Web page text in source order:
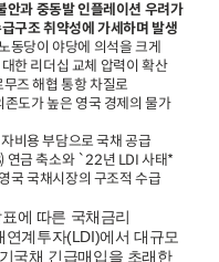
안과 중동발 인플레이션 우려가
구조 취약성에 가세하며 발생
동당이 야당에 의석을 크게
한 리더십 교체 압력이 확산
즈 해협 통항 차질로
도가 높은 영국 경제의 물가
비용 부담으로 국채 공급
연금 축소와 `22년 LDI 사태*
국 국채시장의 구조적 수급
에 따른 국채금리
계투자(LDI)에서 대규모
국채 긴급매입을 초래한